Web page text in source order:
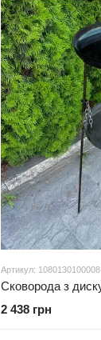
Артикул: 1080130100008
2 438 грн